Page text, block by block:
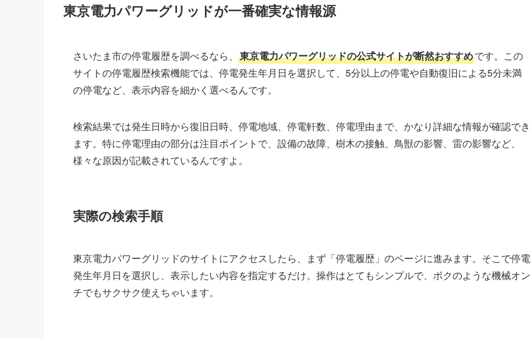
東京電力パワーグリッドが一番確実な情報源
さいたま市の停電履歴を調べるなら、 東京電力パワーグリッドの公式サイトが断然おすすめです。この
サイトの停電履歴検索機能では、停電発生年月日を選択して、5分以上の停電や自動復旧による5分未満
の停電など、表示内容を細かく選べるんです。
検索結果では発生日時から復旧日時、停電地域、停電軒数、停電理由まで、かなり詳細な情報が確認でき
ます。特に停電理由の部分は注目ポイントで、設備の故障、樹木の接触、鳥獣の影響、雷の影響など、
様々な原因が記載されているんですよ。
実際の検索手順
東京電力パワーグリッドのサイトにアクセスしたら、まず「停電履歴」のページに進みます。そこで停電
発生年月日を選択し、表示したい内容を指定するだけ。操作はとてもシンプルで、ボクのような機械オン
チでもサクサク使えちゃいます。